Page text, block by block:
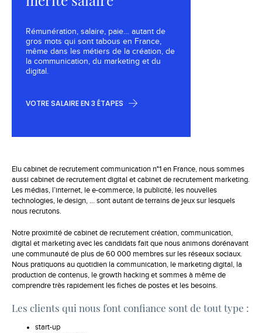
Rémunération, salaire, paie… autant de
gros mots qui sont tabous en France,
même dans les métiers de la création, de
la communication, du marketing et du
digital.
VOTRE SALAIRE EN 3 ÉTAPES
Elu cabinet de recrutement communication n°1 en France, nous sommes
aussi cabinet de recrutement digital et cabinet de recrutement marketing.
Les médias, l’internet, le e-commerce, la publicité, les nouvelles
technologies, le design, … sont autant de terrains de jeux sur lesquels
nous recrutons.
Notre proximité de cabinet de recrutement création, communication,
digital et marketing avec les candidats fait que nous animons dorénavant
une communauté de plus de 60 000 membres sur les réseaux sociaux.
Nous pratiquons au quotidien la communication, le marketing digital, la
production de contenus, le growth hacking et sommes à même de
comprendre très rapidement les fiches de postes et les besoins.
Les clients qui nous font confiance sont de tout type :
start-up